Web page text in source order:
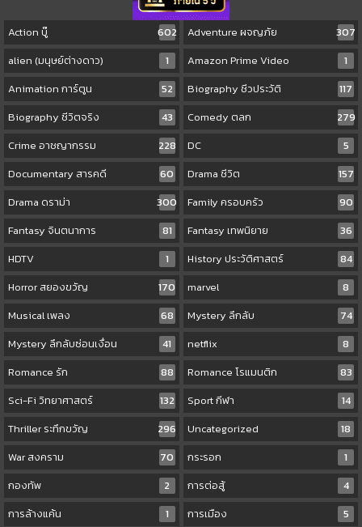
Action บู๊ 602 Adventure ผจญภัย
307
alien (มนุษย์ต่างดาว)
1 Amazon Prime Video
1
Animation การ์ตูน
52 Biography ชีวประวัติ
117
Biography ชีวิตจริง
43 Comedy ตลก
279
Crime อาชญากรรม
228 DC
5
Documentary สารคดี
60 Drama ชีวิต
157
Drama ดราม่า
300 Family ครอบครัว
90
Fantasy จินตนาการ
81 Fantasy เทพนิยาย
36
HDTV
1 History ประวัติศาสตร์
84
Horror สยองขวัญ
170 marvel
8
Musical เพลง
68 Mystery ลึกลับ
74
Mystery ลึกลับซ่อนเงื่อน
41 netflix
8
Romance รัก
88 Romance โรแมนติก
83
Sci-Fi วิทยาศาสตร์
132 Sport กีฬา
14
Thriller ระทึกขวัญ
296 Uncategorized
18
War สงคราม
70 กระรอก
1
กองทัพ
2 การต่อสู้
4
การล้างแค้น
1 การเมือง
5